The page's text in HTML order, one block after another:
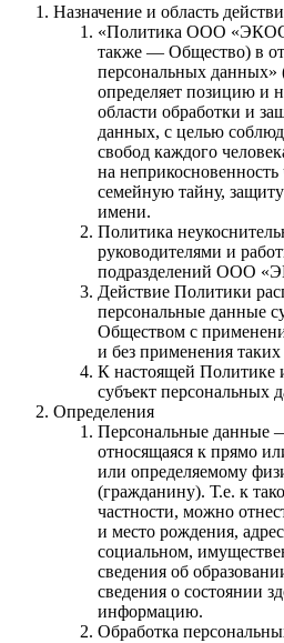
Назначение и область
«Политика ООО
также — Общество) в
персональных данных»
определяет позицию и
области обработки и
данных, с целью
свобод каждого
на
семейную тайну,
имени.
Политика
руководителями и
подразделений ООО
Действие Политики
персональные данные
Обществом с
и без применения таких
К настоящей Политике
субъект персональных
Определения
Персональные данные
относящаяся к прямо
или определяемому
(гражданину). Т.е. к
частности, можно
и место рождения,
социальном,
сведения об
сведения о состоянии
информацию.
Обработка